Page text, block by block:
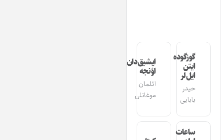
گوزگوده
ایتن
ایل‌لر
حیدر
بابایی
ایشیق‌دان
اؤنجه
ائلمان
موغانلی
ساعات